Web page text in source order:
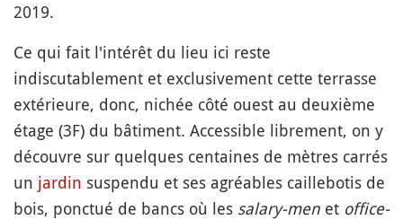
2019.
Ce qui fait l'intérêt du lieu ici reste
indiscutablement et exclusivement cette terrasse
extérieure, donc, nichée côté ouest au deuxième
étage (3F) du bâtiment. Accessible librement, on y
découvre sur quelques centaines de mètres carrés
un jardin suspendu et ses agréables caillebotis de
bois, ponctué de bancs où les salary-men et office-